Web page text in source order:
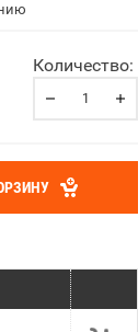
Количество: